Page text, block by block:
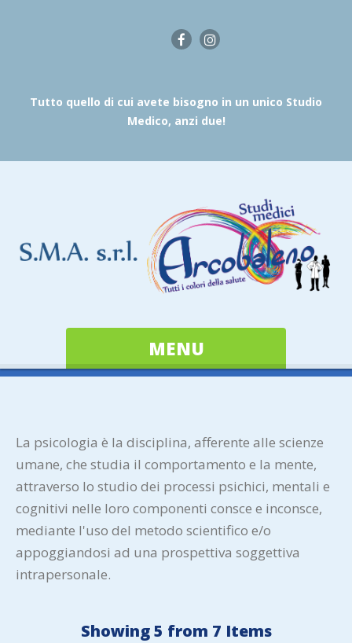
Tutto quello di cui avete bisogno in un unico Studio
Medico, anzi due!
MENU
La psicologia è la disciplina, afferente alle scienze
umane, che studia il comportamento e la mente,
attraverso lo studio dei processi psichici, mentali e
cognitivi nelle loro componenti consce e inconsce,
mediante l'uso del metodo scientifico e/o
appoggiandosi ad una prospettiva soggettiva
intrapersonale.
Showing 5 from 7 Items